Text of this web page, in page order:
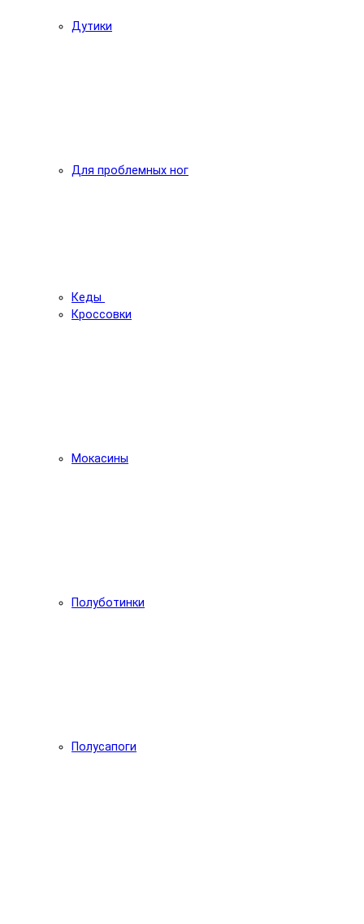
Дутики
Для проблемных ног
Кеды
Кроссовки
Мокасины
Полуботинки
Полусапоги